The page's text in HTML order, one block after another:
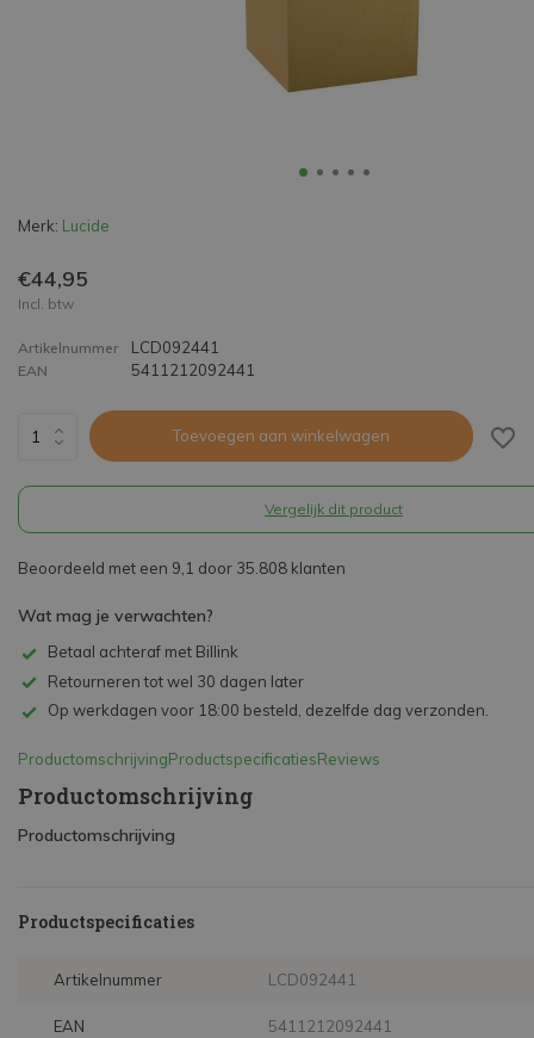
Merk: Lucide
€44,95
Incl. btw
Artikelnummer LCD092441
EAN 5411212092441
Toevoegen aan winkelwagen
Vergelijk dit product
Beoordeeld met een 9,1 door 35.808 klanten
Wat mag je verwachten?
Betaal achteraf met Billink
Retourneren tot wel 30 dagen later
Op werkdagen voor 18:00 besteld, dezelfde dag verzonden.
ProductomschrijvingProductspecificatiesReviews
Productomschrijving
Productomschrijving
Productspecificaties
Artikelnummer LCD092441
EAN 5411212092441